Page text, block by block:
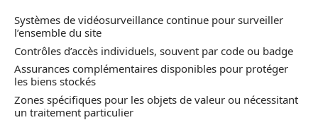
Systèmes de vidéosurveillance continue pour surveiller
l’ensemble du site
Contrôles d’accès individuels, souvent par code ou badge
Assurances complémentaires disponibles pour protéger
les biens stockés
Zones spécifiques pour les objets de valeur ou nécessitant
un traitement particulier